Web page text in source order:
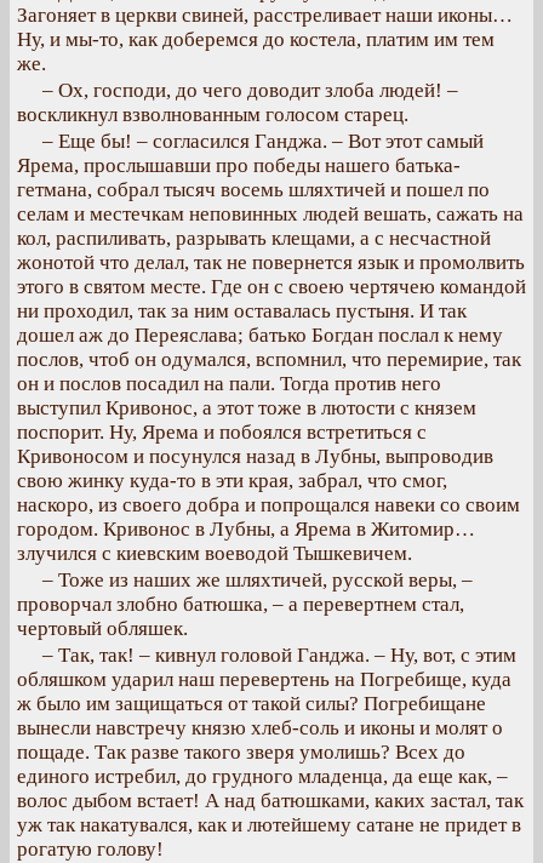
Загоняет в церкви свиней, расстреливает наши иконы…
Ну, и мы-то, как доберемся до костела, платим им тем
же.
– Ох, господи, до чего доводит злоба людей! –
воскликнул взволнованным голосом старец.
– Еще бы! – согласился Ганджа. – Вот этот самый
Ярема, прослышавши про победы нашего батька-
гетмана, собрал тысяч восемь шляхтичей и пошел по
селам и местечкам неповинных людей вешать, сажать на
кол, распиливать, разрывать клещами, а с несчастной
жонотой что делал, так не повернется язык и промолвить
этого в святом месте. Где он с своею чертячею командой
ни проходил, так за ним оставалась пустыня. И так
дошел аж до Переяслава; батько Богдан послал к нему
послов, чтоб он одумался, вспомнил, что перемирие, так
он и послов посадил на пали. Тогда против него
выступил Кривонос, а этот тоже в лютости с князем
поспорит. Ну, Ярема и побоялся встретиться с
Кривоносом и посунулся назад в Лубны, выпроводив
свою жинку куда-то в эти края, забрал, что смог,
наскоро, из своего добра и попрощался навеки со своим
городом. Кривонос в Лубны, а Ярема в Житомир…
злучился с киевским воеводой Тышкевичем.
– Тоже из наших же шляхтичей, русской веры, –
проворчал злобно батюшка, – а перевертнем стал,
чертовый обляшек.
– Так, так! – кивнул головой Ганджа. – Ну, вот, с этим
обляшком ударил наш перевертень на Погребище, куда
ж было им защищаться от такой силы? Погребищане
вынесли навстречу князю хлеб-соль и иконы и молят о
пощаде. Так разве такого зверя умолишь? Всех до
единого истребил, до грудного младенца, да еще как, –
волос дыбом встает! А над батюшками, каких застал, так
уж так накатувался, как и лютейшему сатане не придет в
рогатую голову!